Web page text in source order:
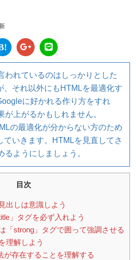
われているのはしっかりとした
、それ以外にもHTMLを最適化す
に好かれる作り方をすれ
が上がるかもしれません。
の最適化が分からない方のため
ていきます。HTMLを見直してさ
るようにしましょう。
目次
出しは意識しよう
」タグを必ず入れよう
「strong」タグで囲って強調させる
理解しよう
が存在することを理解する